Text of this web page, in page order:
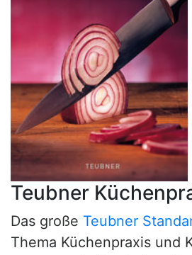
Teubner
Das große Teubner
Thema Küchenpraxis und